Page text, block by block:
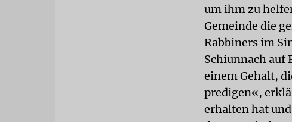
um ihm zu
Gemeinde die
Rabbiners im
Schiunnach auf
einem Gehalt,
predigen«,
erhalten hat